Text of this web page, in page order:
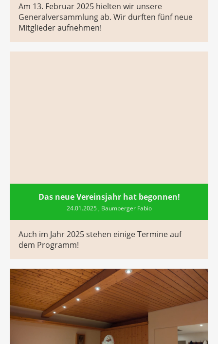
Am 13. Februar 2025 hielten wir unsere
Generalversammlung ab. Wir durften fünf neue
Mitglieder aufnehmen!
Das neue Vereinsjahr hat begonnen!
24.01.2025 , Baumberger Fabio
Auch im Jahr 2025 stehen einige Termine auf
dem Programm!